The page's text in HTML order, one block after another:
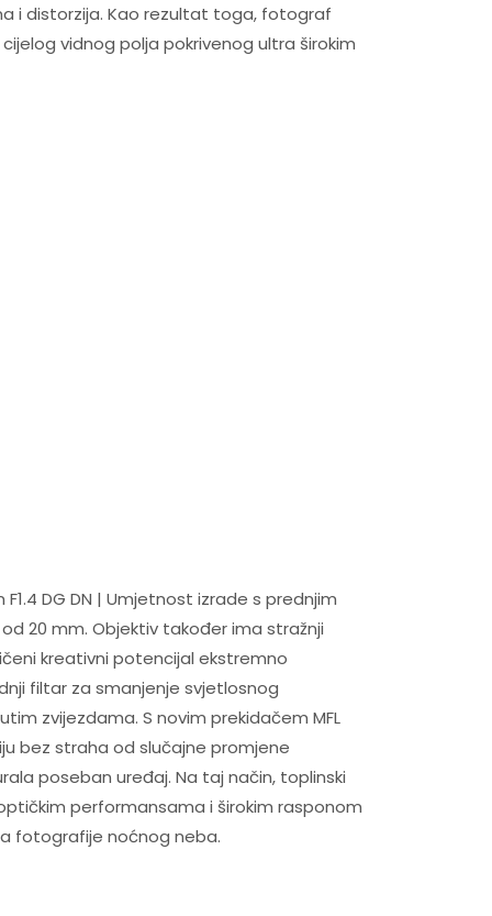
i distorzija. Kao rezultat toga, fotograf
vidnog polja pokrivenog ultra širokim
DG DN | Umjetnost izrade s prednjim
20 mm. Objektiv također ima stražnji
kreativni potencijal ekstremno
filtar za smanjenje svjetlosnog
zvijezdama. S novim prekidačem MFL
bez straha od slučajne promjene
poseban uređaj. Na taj način, toplinski
performansama i širokim rasponom
fotografije noćnog neba.